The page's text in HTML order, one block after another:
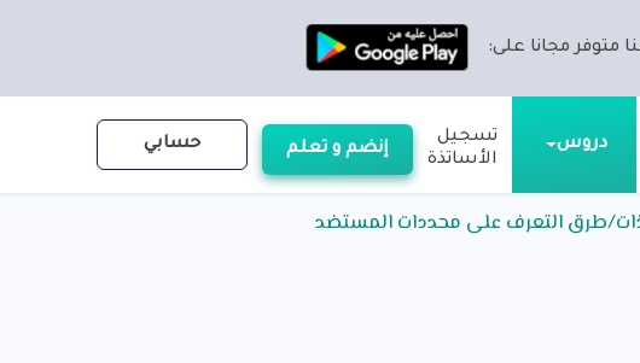
متوفر مجانا على:
دروس
تسجيل
الأساتذة
إنضم و تعلم حسابي
طرق التعرف على محددات المستضد